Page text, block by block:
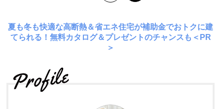
夏も冬も快適な高断熱＆省エネ住宅が補助金でおトクに建
てられる！無料カタログ＆プレゼントのチャンスも＜PR
＞